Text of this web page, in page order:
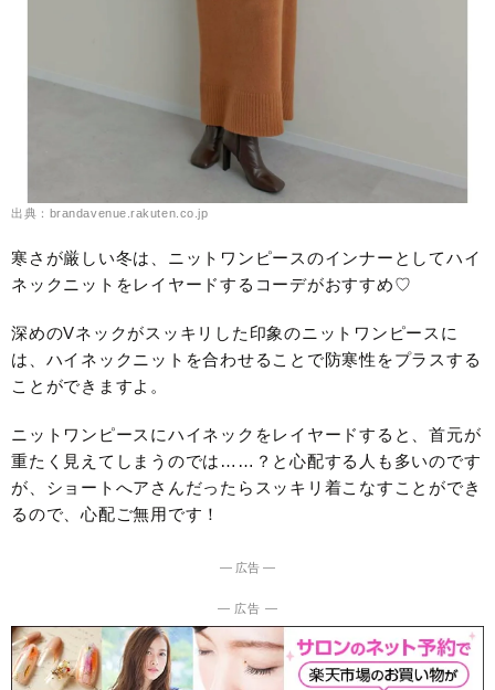
出典：brandavenue.rakuten.co.jp
寒さが厳しい冬は、ニットワンピースのインナーとしてハイ
ネックニットをレイヤードするコーデがおすすめ♡
深めのVネックがスッキリした印象のニットワンピースに
は、ハイネックニットを合わせることで防寒性をプラスする
ことができますよ。
ニットワンピースにハイネックをレイヤードすると、首元が
重たく見えてしまうのでは……？と心配する人も多いのです
が、ショートへアさんだったらスッキリ着こなすことができ
るので、心配ご無用です！
― 広告 ―
― 広告 ―